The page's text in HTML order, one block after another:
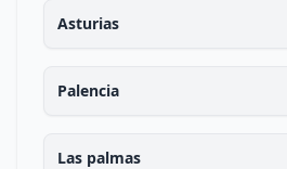
Asturias
Palencia
Las palmas